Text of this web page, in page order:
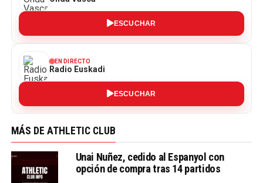
ESCUCHAR
EN DIRECTO
Radio Euskadi
ESCUCHAR
MÁS DE ATHLETIC CLUB
Unai Nuñez, cedido al Espanyol con
opción de compra tras 14 partidos